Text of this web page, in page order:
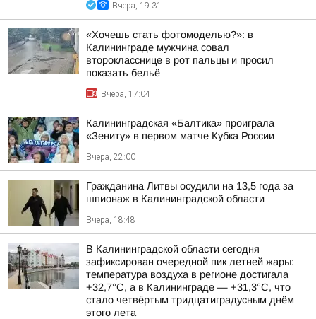
Вчера, 19:31
«Хочешь стать фотомоделью?»: в
Калининграде мужчина совал
второкласснице в рот пальцы и просил
показать бельё
Вчера, 17:04
Калининградская «Балтика» проиграла
«Зениту» в первом матче Кубка России
Вчера, 22:00
Гражданина Литвы осудили на 13,5 года за
шпионаж в Калининградской области
Вчера, 18:48
В Калининградской области сегодня
зафиксирован очередной пик летней жары:
температура воздуха в регионе достигала
+32,7°С, а в Калининграде — +31,3°С, что
стало четвёртым тридцатиградусным днём
этого лета